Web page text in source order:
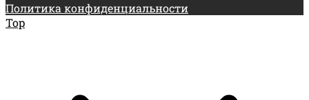
Политика конфиденциальности
Top